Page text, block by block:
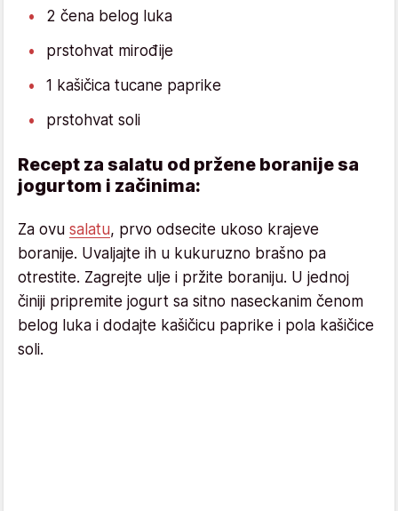
2 čena belog luka
prstohvat mirođije
1 kašičica tucane paprike
prstohvat soli
Recept za salatu od pržene boranije sa
jogurtom i začinima:
Za ovu salatu, prvo odsecite ukoso krajeve
boranije. Uvaljajte ih u kukuruzno brašno pa
otrestite. Zagrejte ulje i pržite boraniju. U jednoj
činiji pripremite jogurt sa sitno naseckanim čenom
belog luka i dodajte kašičicu paprike i pola kašičice
soli.